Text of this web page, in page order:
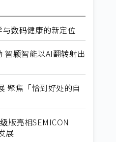
数码健康的新定位
智颖智能以AI翻转射出
聚焦「恰到好处的自
版亮相SEMICON
展